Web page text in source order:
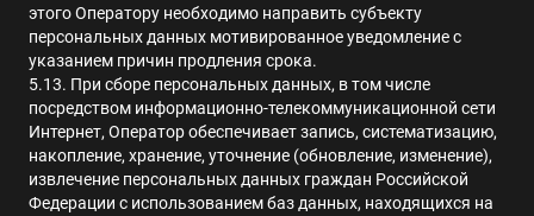
этого Оператору необходимо направить субъекту
персональных данных мотивированное уведомление с
указанием причин продления срока.
5.13. При сборе персональных данных, в том числе
посредством информационно-телекоммуникационной сети
Интернет, Оператор обеспечивает запись, систематизацию,
накопление, хранение, уточнение (обновление, изменение),
извлечение персональных данных граждан Российской
Федерации с использованием баз данных, находящихся на